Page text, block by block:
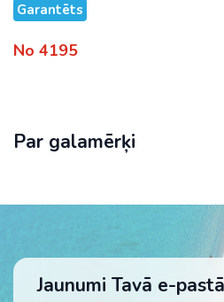
Garantēts
No 4195
Par galamērķi
Jaunumi Tavā e-pastā